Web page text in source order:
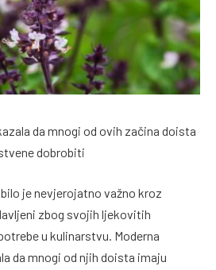
da mnogi od ovih začina doista
dobrobiti
je nevjerojatno važno kroz
zbog svojih ljekovitih
u kulinarstvu. Moderna
da mnogi od njih doista imaju